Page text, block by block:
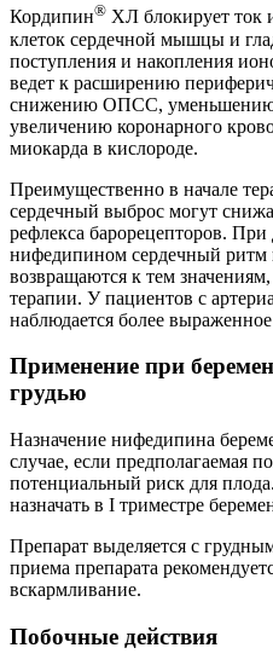
Кордипин® ХЛ блокирует ток
клеток сердечной мышцы и
поступления и накопления
ведет к расширению
снижению ОПСС, уменьшению
увеличению коронарного
миокарда в кислороде.
Преимущественно в начале
сердечный выброс могут
рефлекса барорецепторов. При
нифедипином сердечный ритм
возвращаются к тем
терапии. У пациентов с
наблюдается более
Применение при
грудью
Назначение нифедипина
случае, если предполагаемая
потенциальный риск для
назначать в I триместре
Препарат выделяется с
приема препарата
вскармливание.
Побочные действия